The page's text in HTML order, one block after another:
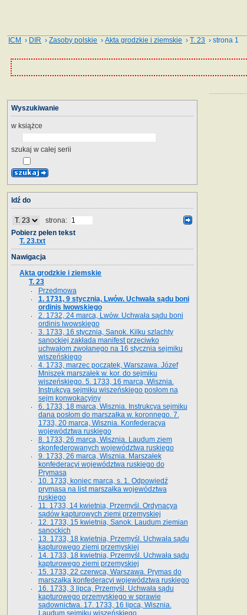
ICM › DIR ›Zasoby polskie ›Akta grodzkie i ziemskie ›T. 23 › strona 1
Wyszukiwanie
w książce
szukaj w całej serii
Idź do
strona:
Pobierz pełen tekst
T. 23.txt
Nawigacja
Akta grodzkie i ziemskie
T. 23
Przedmowa
1. 1731, 9 stycznia, Lwów. Uchwała sądu boni
ordinis lwowskiego
2. 1732, 24 marca, Lwów. Uchwała sądu boni
ordinis lwowskiego
3. 1733, 16 stycznia, Sanok. Kilku szlachty
sanockiej zakłada manifest przeciwko
uchwałom zwołanego na 16 stycz­nia sejmiku
wiszeńskiego
4. 1733, marzec początek, Warszawa. Józef
Mniszek marszałek w. kor. do sejmiku
wiszeńskiego. 5. 1733, 16 marca, Wisznia.
Instrukcya sejmiku wiszeńskiego posłom na
sejm konwokacyjny
6. 1733, 18 marca, Wisznia. Instrukcya sejmiku
dana posłom do marszałka w. koronnego. 7.
1733, 20 marca, Wisznia. Konfederacya
województwa ruskiego
8. 1733, 26 marca, Wisznia. Laudum ziem
skonfederowanych województwa ruskiego
9. 1733, 26 marca, Wisznia. Marszałek
konfederacyi województwa ruskiego do
Prymasa
10. 1733, koniec marca, s. 1. Odpowiedź
prymasa na list marszałka województwa
ruskiego
11. 1733, 14 kwietnia, Przemyśl. Ordynacya
sądów kapturowych ziemi przemyskiej
12. 1733, 15 kwietnia, Sanok. Laudum ziemian
sanockich
13. 1733, 18 kwietnia, Przemyśl. Uchwała sądu
kapturowego ziemi przemyskiej
14. 1733, 18 kwietnia, Przemyśl. Uchwała sądu
kapturowego ziemi przemyskiej
15. 1733, 22 czerwca, Warszawa. Prymas do
marszałka konfederacyi województwa ruskiego
16. 1733, 3 lipca, Przemyśl. Uchwała sądu
kapturowego przemyskiego w sprawie
sądownictwa. 17. 1733, 16 lipca, Wisznia.
Laudum sejmiku wiszeńskiego